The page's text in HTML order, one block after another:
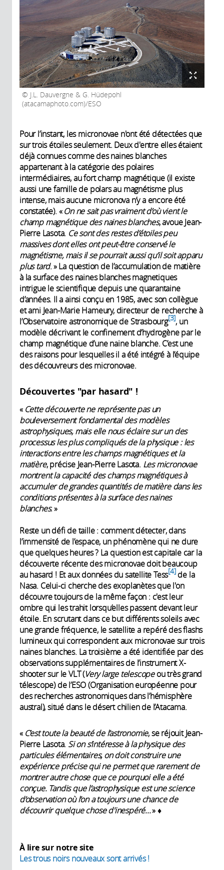
J.L. Dauvergne & G. Hüdepohl
(atacamaphoto.com)/ESO
Pour l’instant, les micronovae n'ont été détectées que
sur trois étoiles seulement. Deux d'entre elles étaient
déjà connues comme des naines blanches
appartenant à la catégorie des polaires
intermédiaires, au fort champ magnétique (il existe
aussi une famille de polars au magnétisme plus
intense, mais aucune micronova n’y a encore été
constatée). «On ne sait pas vraiment d’où vient le
champ magnétique des naines blanches, avoue Jean-
Pierre Lasota. Ce sont des restes d’étoiles peu
massives dont elles ont peut-être conservé le
magnétisme, mais il se pourrait aussi qu’il soit apparu
plus tard. » La question de l’accumulation de matière
à la surface des naines blanches magnetiques
intrigue le scientifique depuis une quarantaine
d’années. Il a ainsi conçu en 1985, avec son collègue
et ami Jean-Marie Hameury, directeur de recherche à
l’Observatoire astronomique de Strasbourg 3 , un
modèle décrivant le confinement d’hydrogène par le
champ magnétique d’une naine blanche. C’est une
des raisons pour lesquelles il a été intégré à l’équipe
des découvreurs des micronovae.
Découvertes "par hasard" !
« Cette découverte ne représente pas un
bouleversement fondamental des modèles
astrophysiques, mais elle nous éclaire sur un des
processus les plus compliqués de la physique : les
interactions entre les champs magnétiques et la
matière, précise Jean-Pierre Lasota. Les micronovae
montrent la capacité des champs magnétiques à
accumuler de grandes quantités de matière dans les
conditions présentes à la surface des naines
blanches. »
Reste un défi de taille : comment détecter, dans
l’immensité de l’espace, un phénomène qui ne dure
que quelques heures ? La question est capitale car la
découverte récente des micronovae doit beaucoup
au hasard ! Et aux données du satellite Tess 4 de la
Nasa. Celui-ci cherche des exoplanètes que l'on
découvre toujours de la même façon : c'est leur
ombre qui les trahit lorsqu’elles passent devant leur
étoile. En scrutant dans ce but différents soleils avec
une grande fréquence, le satellite a repéré des flashs
lumineux qui correspondent aux micronovae sur trois
naines blanches. La troisième a été identifiée par des
observations supplémentaires de l’instrument X-
shooter sur le VLT (Very large telescopeou très grand
télescope) de l’ESO (Organisation européenne pour
des recherches astronomiques dans l’hémisphère
austral), situé dans le désert chilien de l’Atacama.
« C’est toute la beauté de l’astronomie, se réjouit Jean-
Pierre Lasota. Si on s’intéresse à la physique des
particules élémentaires, on doit construire une
expérience précise qui ne permet que rarement de
montrer autre chose que ce pourquoi elle a été
conçue. Tandis que l’astrophysique est une science
d’observation où l’on a toujours une chance de
découvrir quelque chose d'inespéré...» ♦
À lire sur notre site
Les trous noirs nouveaux sont arrivés !